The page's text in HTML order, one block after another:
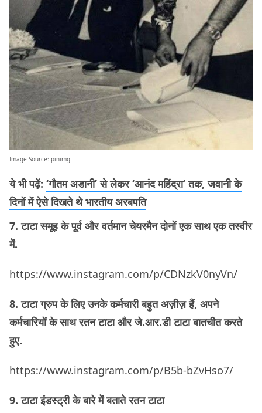
Image Source: pinimg
ये भी पढ़ें: ‘गौतम अडानी’ से लेकर ‘आनंद महिंद्रा’ तक, जवानी के
दिनों में ऐसे दिखते थे भारतीय अरबपति
7. टाटा समूह के पूर्व और वर्तमान चेयरमैन दोनों एक साथ एक तस्वीर
में.
https://www.instagram.com/p/CDNzkV0nyVn/
8. टाटा ग्रुप के लिए उनके कर्मचारी बहुत अज़ीज़ हैं, अपने
कर्मचारियों के साथ रतन टाटा और जे.आर.डी टाटा बातचीत करते
हुए.
https://www.instagram.com/p/B5b-bZvHso7/
9. टाटा इंडस्ट्री के बारे में बताते रतन टाटा